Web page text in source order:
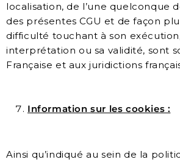
localisation, de l’une quelconque
des présentes CGU et de façon
difficulté touchant à son
interprétation ou sa validité, sont
Française et aux juridictions
Information sur les cookies :
Ainsi qu’indiqué au sein de la